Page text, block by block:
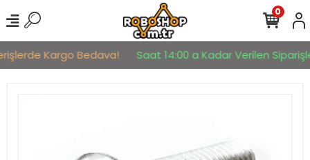
Kargo Bedava! Saat 14:00 a Kadar Verilen
0